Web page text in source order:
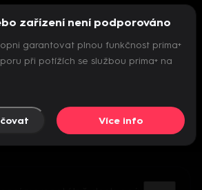
se inicializovat přehrávač
zařízení není podporováno
garantovat plnou funkčnost prima+
při potížích se službou prima+ na
Více info